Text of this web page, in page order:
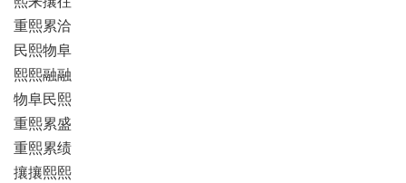
重熙累洽
民熙物阜
熙熙融融
物阜民熙
重熙累盛
重熙累绩
攘攘熙熙